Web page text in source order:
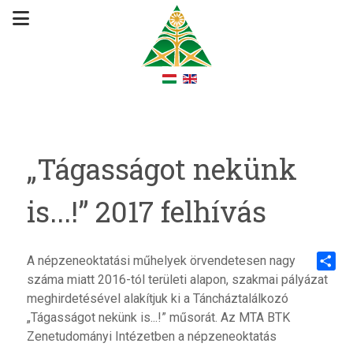
„Tágasságot nekünk
is...!” 2017 felhívás
Share
A népzeneoktatási műhelyek örvendetesen nagy
száma miatt 2016-tól területi alapon, szakmai pályázat
meghirdetésével alakítjuk ki a Táncháztalálkozó
„Tágasságot nekünk is...!” műsorát. Az MTA BTK
Zenetudományi Intézetben a népzeneoktatás